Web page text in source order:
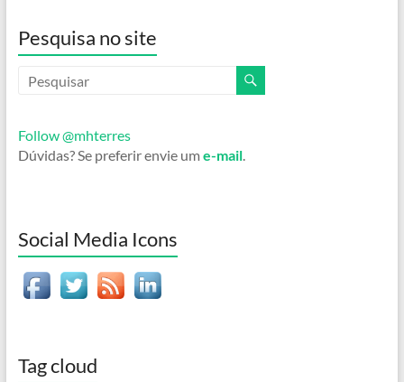
Pesquisa no site
Follow @mhterres
Dúvidas? Se preferir envie ume-mail.
Social Media Icons
Tag cloud